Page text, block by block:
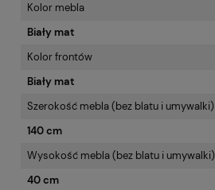
Kolor mebla
Biały mat
Kolor frontów
Biały mat
Szerokość mebla (bez blatu i umywalki)
140 cm
Wysokość mebla (bez blatu i umywalki)
40 cm